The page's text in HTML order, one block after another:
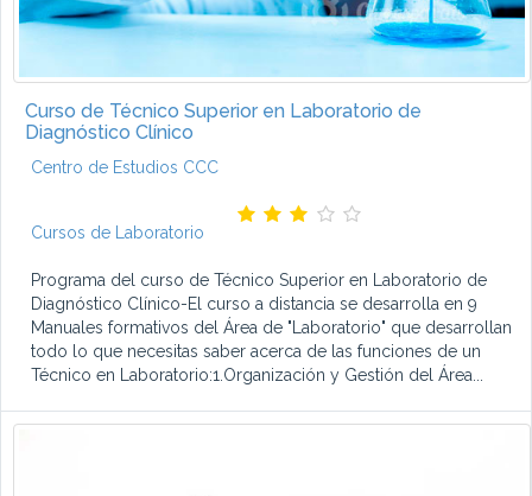
Curso de Técnico Superior en Laboratorio de
Diagnóstico Clínico
Centro de Estudios CCC
Cursos de Laboratorio
Programa del curso de Técnico Superior en Laboratorio de
Diagnóstico Clínico-El curso a distancia se desarrolla en 9
Manuales formativos del Área de "Laboratorio" que desarrollan
todo lo que necesitas saber acerca de las funciones de un
Técnico en Laboratorio:1.Organización y Gestión del Área...